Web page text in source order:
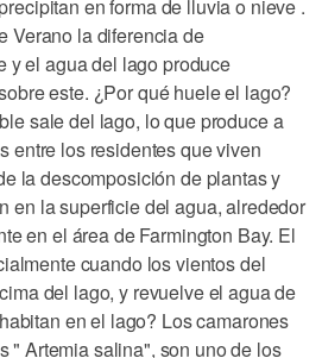
en forma de lluvia o nieve .
Verano la diferencia de
y el agua del lago produce
este. ¿Por qué huele el lago?
sale del lago, lo que produce a
entre los residentes que viven
la descomposición de plantas y
en la superficie del agua, alrededor
en el área de Farmington Bay. El
cuando los vientos del
del lago, y revuelve el agua de
en el lago? Los camarones
" Artemia salina", son uno de los